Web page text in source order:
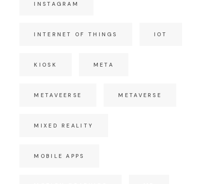
INSTAGRAM
INTERNET OF THINGS IOT
KIOSK META
METAVEERSE METAVERSE
MIXED REALITY
MOBILE APPS